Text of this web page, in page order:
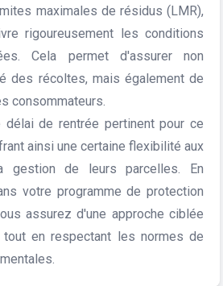
maximales de résidus (LMR),
rigoureusement les conditions
Cela permet d'assurer non
des récoltes, mais également de
consommateurs.
délai de rentrée pertinent pour ce
ainsi une certaine flexibilité aux
gestion de leurs parcelles. En
votre programme de protection
assurez d'une approche ciblée
en respectant les normes de